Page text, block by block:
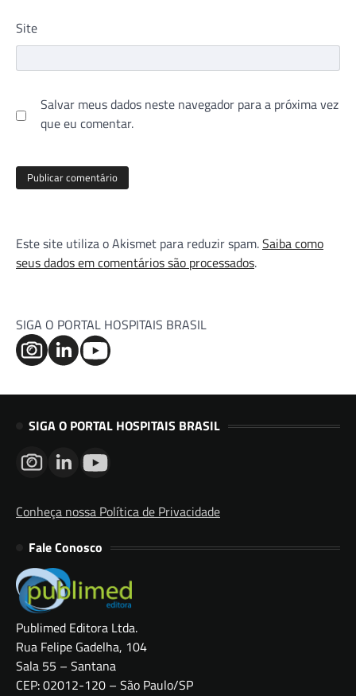
Site
Salvar meus dados neste navegador para a próxima vez
que eu comentar.
Este site utiliza o Akismet para reduzir spam.Saiba como
seus dados em comentários são processados.
SIGA O PORTAL HOSPITAIS BRASIL
SIGA O PORTAL HOSPITAIS BRASIL
Conheça nossa Política de Privacidade
Fale Conosco
Publimed Editora Ltda.
Rua Felipe Gadelha, 104
Sala 55 – Santana
CEP: 02012-120 – São Paulo/SP